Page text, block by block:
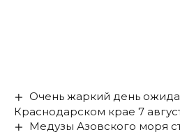
Очень жаркий день
Краснодарском крае 7
Медузы Азовского моря